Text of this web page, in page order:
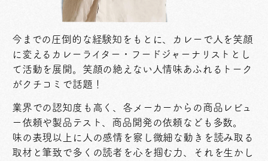
今までの圧倒的な経験知をもとに、カレーで人を笑顔
に変えるカレーライター・フードジャーナリストとし
て活動を展開。笑顔の絶えない人情味あふれるトーク
がクチコミで話題！
業界での認知度も高く、各メーカーからの商品レビュ
ー依頼や製品テスト、商品開発の依頼なども多数。
味の表現以上に人の感情を察し微細な動きを読み取る
取材と筆致で多くの読者を心を掴む力、それを生かし